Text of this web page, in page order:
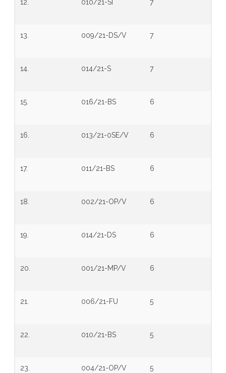
12. 010/21-SI 7
13. 009/21-DS/V 7
14. 014/21-S 7
15. 016/21-BS 6
16. 013/21-0SE/V 6
17. 011/21-BS 6
18. 002/21-OP/V 6
19. 014/21-DS 6
20. 001/21-MP/V 6
21. 006/21-FU 5
22. 010/21-BS 5
23. 004/21-OP/V 5